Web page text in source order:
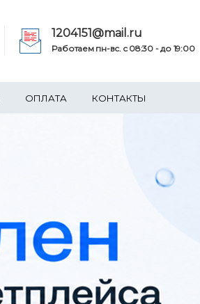
1204151@mail.ru
Работаем пн-вс. c 08:30 - до 19:00
ОПЛАТА КОНТАКТЫ